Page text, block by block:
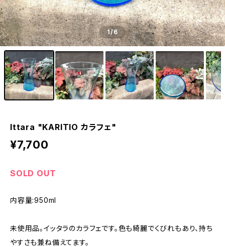
1/6
Ittara "KARITIO カラフェ"
¥7,700
SOLD OUT
内容量:950ml
未使用品。イッタラのカラフェです。色も綺麗でくびれもあり、持ち
やすさも兼ね備えてます。